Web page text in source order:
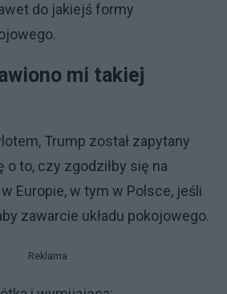
do jakiejś formy
mi takiej
Trump został zapytany
o to, czy zgodziłby się na
Europie, w tym w Polsce, jeśli
zawarcie układu pokojowego.
Reklama